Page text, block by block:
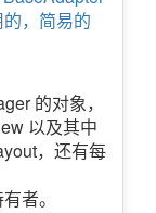
，简易的
的对象，
以及其中
，还有每
者。